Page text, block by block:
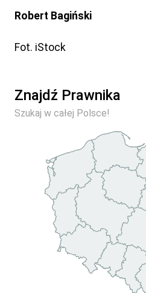
Robert Bagiński
Fot. iStock
Znajdź Prawnika
Szukaj w całej Polsce!